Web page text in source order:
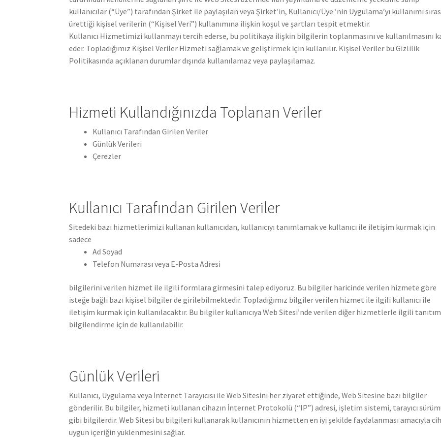
kullanıcılar (“Üye”) tarafından Şirket ile paylaşılan veya Şirket’in, Kullanıcı/Üye ’nin Uygulama’yı kullanımı
ürettiği kişisel verilerin (“Kişisel Veri”) kullanımına ilişkin koşul ve şartları tespit etmektir.
Kullanıcı Hizmetimizi kullanmayı tercih ederse, bu politikaya ilişkin bilgilerin toplanmasını ve kullanılmasını
eder. Topladığımız Kişisel Veriler Hizmeti sağlamak ve geliştirmek için kullanılır. Kişisel Veriler bu Gizlilik
Politikasında açıklanan durumlar dışında kullanılamaz veya paylaşılamaz.
Hizmeti Kullandığınızda Toplanan Veriler
Kullanıcı Tarafından Girilen Veriler
Günlük Verileri
Çerezler
Kullanıcı Tarafından Girilen Veriler
Sitedeki bazı hizmetlerimizi kullanan kullanıcıdan, kullanıcıyı tanımlamak ve kullanıcı ile iletişim kurmak için
sadece
Ad Soyad
Telefon Numarası veya E-Posta Adresi
bilgilerini verilen hizmet ile ilgili formlara girmesini talep ediyoruz. Bu bilgiler haricinde verilen hizmete göre
isteğe bağlı bazı kişisel bilgiler de girilebilmektedir. Topladığımız bilgiler verilen hizmet ile ilgili kullanıcı ile
iletişim kurmak için kullanılacaktır. Bu bilgiler kullanıcıya Web Sitesi’nde verilen diğer hizmetlerle ilgili
bilgilendirme için de kullanılabilir.
Günlük Verileri
Kullanıcı, Uygulama veya İnternet Tarayıcısı ile Web Sitesini her ziyaret ettiğinde, Web Sitesine bazı bilgiler
gönderilir. Bu bilgiler, hizmeti kullanan cihazın İnternet Protokolü (“IP”) adresi, işletim sistemi, tarayıcı
gibi bilgilerdir. Web Sitesi bu bilgileri kullanarak kullanıcının hizmetten en iyi şekilde faydalanması amacıyla
uygun içeriğin yüklenmesini sağlar.